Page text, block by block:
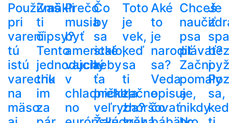
Používaš
pri
varení
tú
istú
varechu
na
mäso
Zmäkli
ti
čipsy?
Tento
jednoduchý
trik
im
za
Prečo
musia
byť
americké
vajcia
v
chladničke,
no
Čo
by
sa
stalo,
keby
ťa
prehltla
veľryba?
Toto
je
vek,
keď
sa
ti
začne
zhoršovať
Aké
to
je
narodiť
sa?
Veda
opisuje,
čo
Chceš
naučiť
psa
plávať?
Začni
pomaly
a
nikdy
Je
bez
sa,